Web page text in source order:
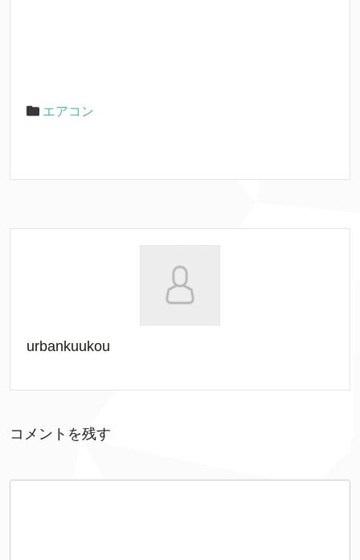
エアコン
urbankuukou
コメントを残す